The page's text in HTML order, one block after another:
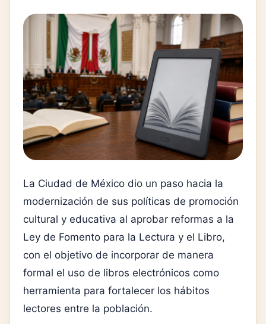
La Ciudad de México dio un paso hacia la
modernización de sus políticas de promoción
cultural y educativa al aprobar reformas a la
Ley de Fomento para la Lectura y el Libro,
con el objetivo de incorporar de manera
formal el uso de libros electrónicos como
herramienta para fortalecer los hábitos
lectores entre la población.